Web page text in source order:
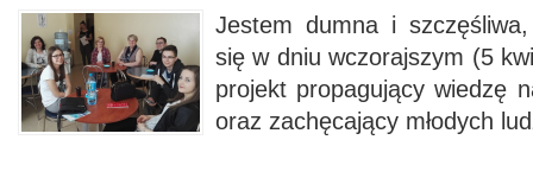
Jestem dumna i
się w dniu wczorajszym (5
projekt propagujący wiedzę
oraz zachęcający młodych